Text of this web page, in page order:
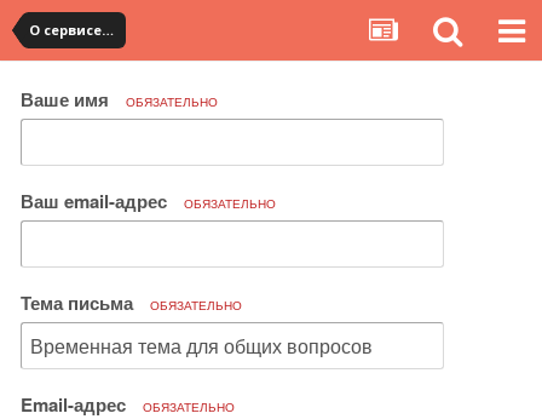
О сервисе, сайте и форуме
Ваше имя ОБЯЗАТЕЛЬНО
Ваш email-адрес ОБЯЗАТЕЛЬНО
Тема письма ОБЯЗАТЕЛЬНО
Email-адрес ОБЯЗАТЕЛЬНО